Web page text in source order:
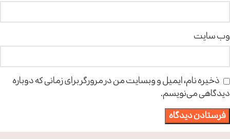
وب‌ سایت
ذخیره نام، ایمیل و وبسایت من در مرورگر برای زمانی که دوباره
دیدگاهی می‌نویسم.